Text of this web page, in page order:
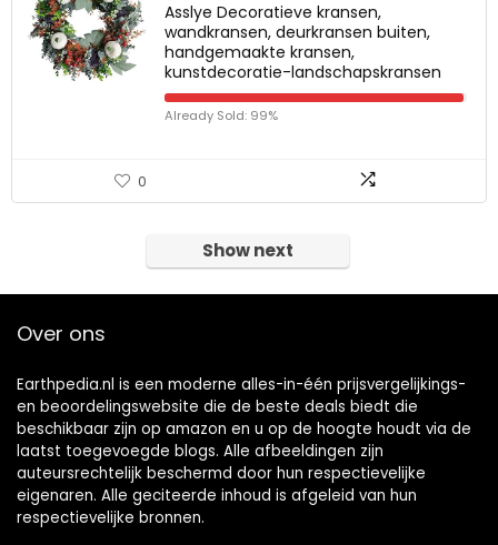
Asslye Decoratieve kransen,
wandkransen, deurkransen buiten,
handgemaakte kransen,
kunstdecoratie-landschapskransen
Already Sold: 99%
0
Show next
Over ons
Earthpedia.nl is een moderne alles-in-één prijsvergelijkings-
en beoordelingswebsite die de beste deals biedt die
beschikbaar zijn op amazon en u op de hoogte houdt via de
laatst toegevoegde blogs. Alle afbeeldingen zijn
auteursrechtelijk beschermd door hun respectievelijke
eigenaren. Alle geciteerde inhoud is afgeleid van hun
respectievelijke bronnen.